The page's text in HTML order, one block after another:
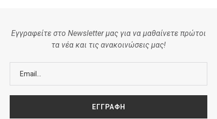
Εγγραφείτε στο Newsletter μας για να μαθαίνετε πρώτοι
τα νέα και τις ανακοινώσεις μας!